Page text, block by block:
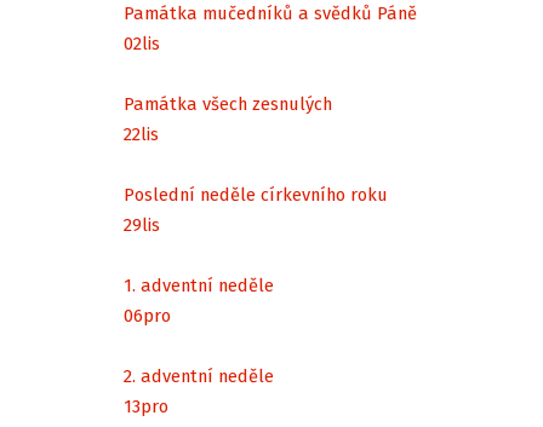
Památka mučedníků a svědků Páně
02lis
Památka všech zesnulých
22lis
Poslední neděle církevního roku
29lis
1. adventní neděle
06pro
2. adventní neděle
13pro